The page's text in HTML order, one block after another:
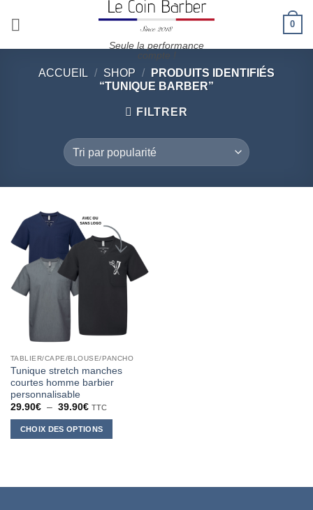
Seule la performance
compte !
0
ACCUEIL / SHOP /
PRODUITS IDENTIFIÉS
“TUNIQUE BARBER”
FILTRER
TABLIER/CAPE/BLOUSE/PANCHO
Tunique stretch manches
courtes homme barbier
personnalisable
29.90€ – 39.90€Plage
prix :
29.90€
TTC
CHOIX DES OPTIONS
plusieurs